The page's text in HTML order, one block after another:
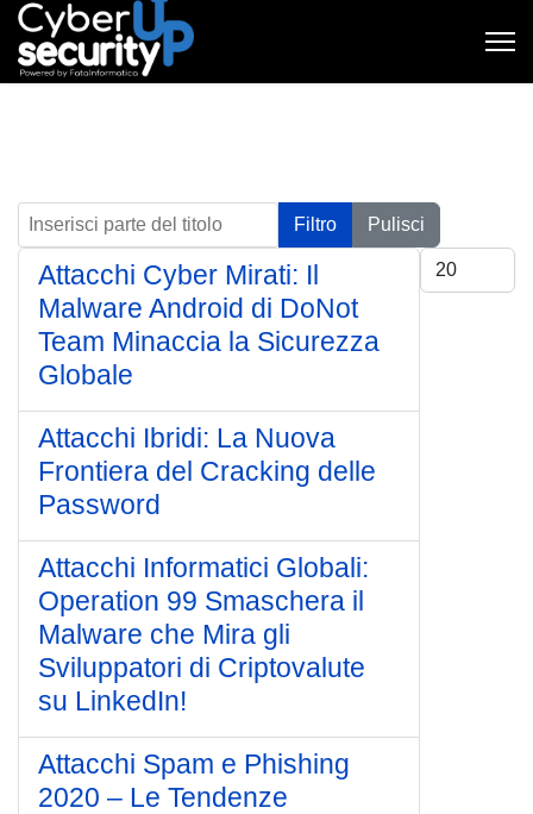
Inserisci parte del titolo Filtro
Pulisci
Visualizza #
Attacchi Cyber Mirati: Il
Malware Android di DoNot
Team Minaccia la Sicurezza
Globale
Attacchi Ibridi: La Nuova
Frontiera del Cracking delle
Password
Attacchi Informatici Globali:
Operation 99 Smaschera il
Malware che Mira gli
Sviluppatori di Criptovalute
su LinkedIn!
Attacchi Spam e Phishing
2020 – Le Tendenze